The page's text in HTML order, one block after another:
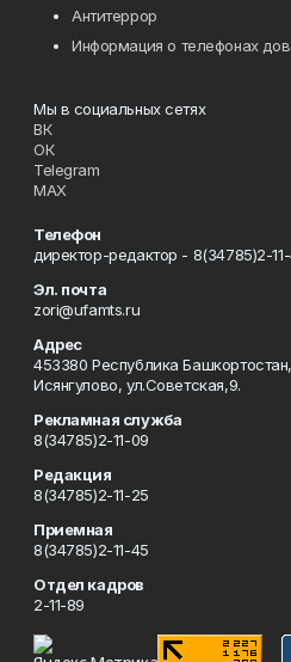
Антитеррор
Информация о телефонах
Мы в социальных сетях
ВК
ОК
Telegram
MAX
Телефон
директор-редактор - 8(34785)2-
Эл. почта
zori@ufamts.ru
Адрес
453380 Республика
Исянгулово, ул.Советская,9.
Рекламная служба
8(34785)2-11-09
Редакция
8(34785)2-11-25
Приемная
8(34785)2-11-45
Отдел кадров
2-11-89